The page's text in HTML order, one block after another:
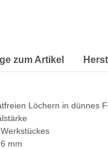
zum Artikel
Löchern in dünnes
mm